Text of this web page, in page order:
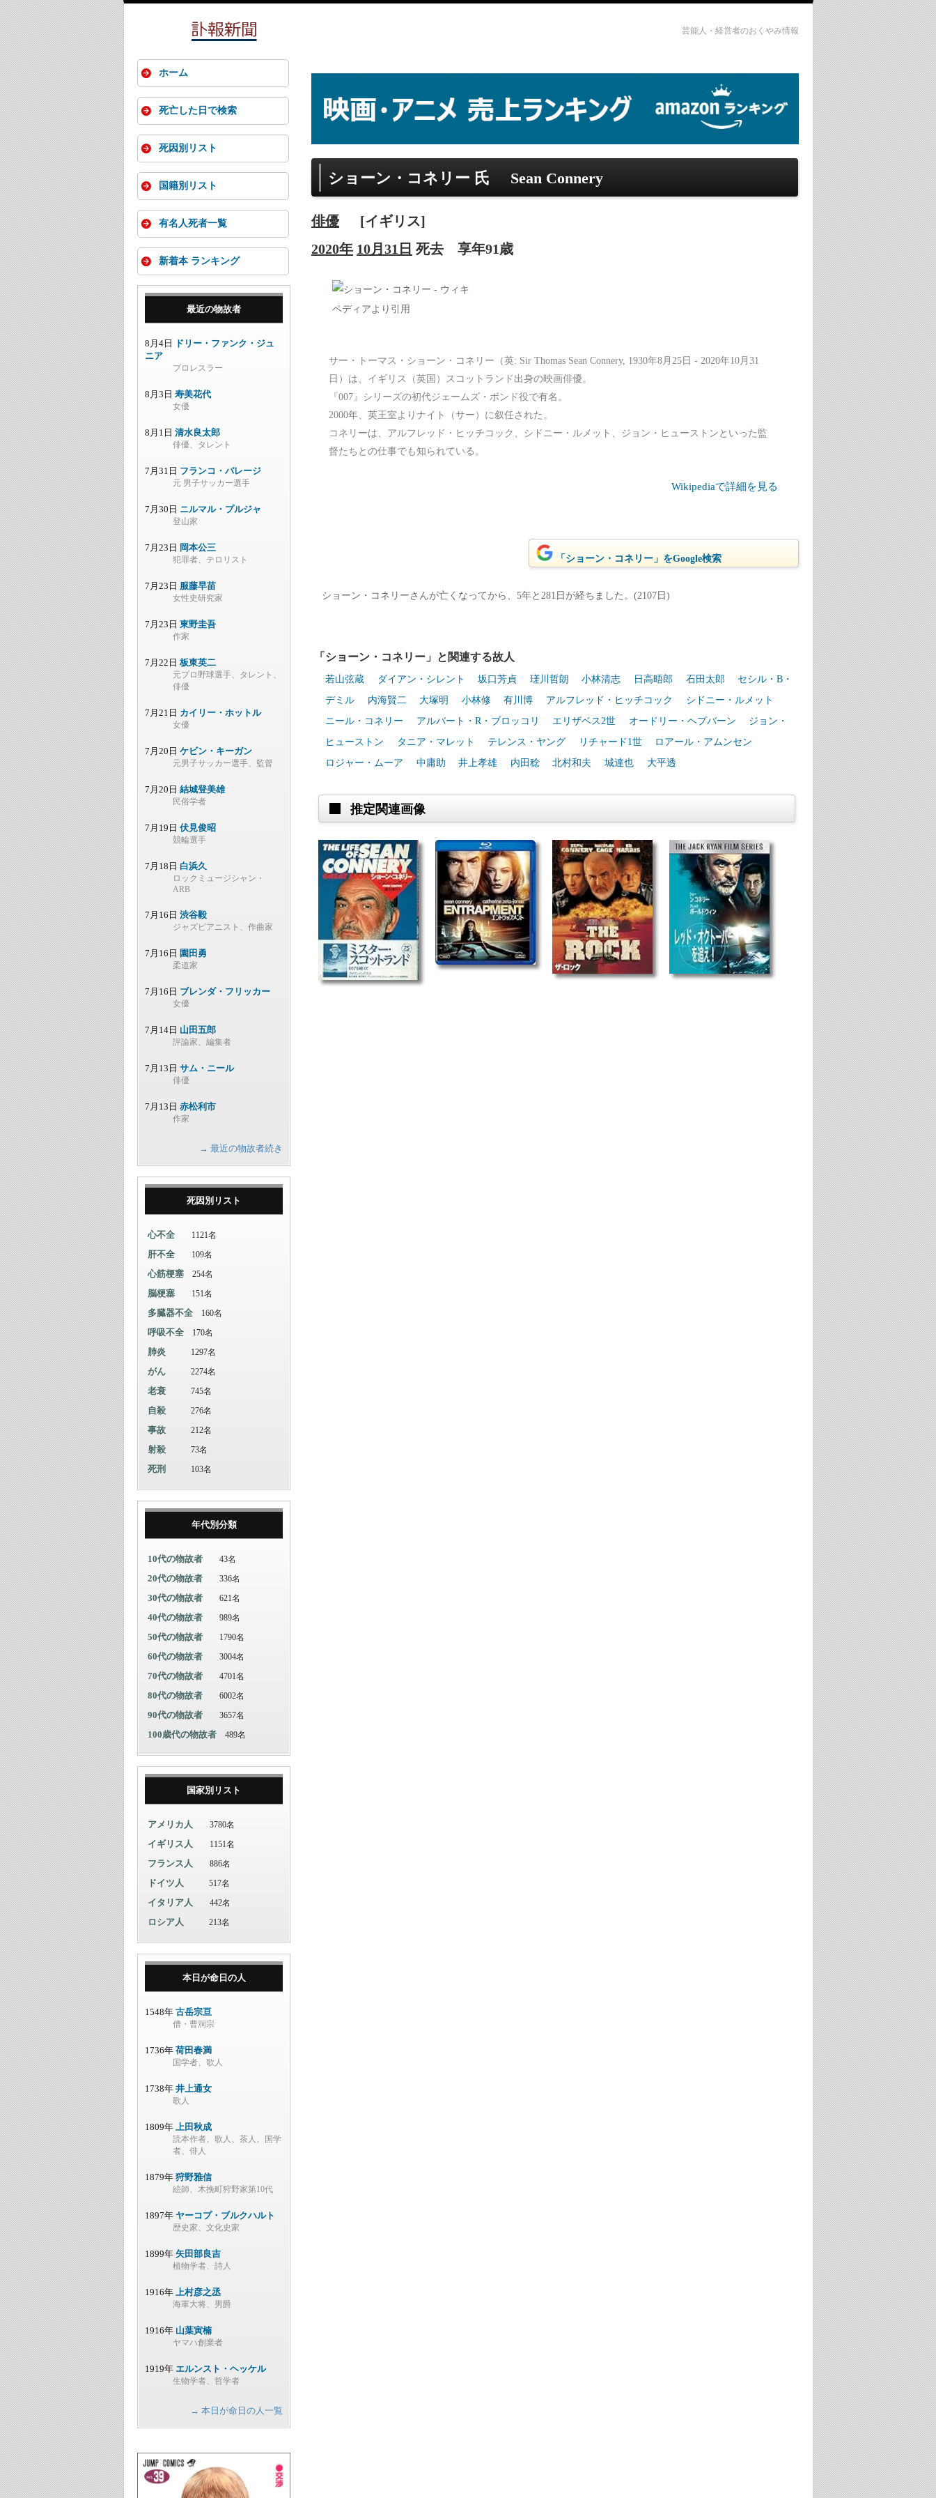
芸能人・経営者のおくやみ情報
ショーン・コネリー 氏 Sean Connery
俳優
[イギリス]
2020年 10月31日 死去 享年91歳
サー・トーマス・ショーン・コネリー（英: Sir Thomas Sean Connery, 1930年8月25日 - 2020年10月31
日）は、イギリス（英国）スコットランド出身の映画俳優。
『007』シリーズの初代ジェームズ・ボンド役で有名。
2000年、英王室よりナイト（サー）に叙任された。
コネリーは、アルフレッド・ヒッチコック、シドニー・ルメット、ジョン・ヒューストンといった監
督たちとの仕事でも知られている。
Wikipediaで詳細を見る
「ショーン・コネリー」をGoogle検索
ショーン・コネリーさんが亡くなってから、5年と281日が経ちました。(2107日)
「ショーン・コネリー」と関連する故人
若山弦蔵 ダイアン・シレント 坂口芳貞 瑳川哲朗 小林清志 日高晤郎 石田太郎
セシル・B・
デミル
内海賢二 大塚明 小林修 有川博 アルフレッド・ヒッチコック
シドニー・ルメット
ニール・コネリー
アルバート・R・ブロッコリ エリザベス2世 オードリー・ヘプバーン
ジョン・
ヒューストン
タニア・マレット テレンス・ヤング リチャード1世
ロアール・アムンセン
ロジャー・ムーア
中庸助 井上孝雄 内田稔 北村和夫 城達也 大平透
推定関連画像
ホーム
死亡した日で検索
死因別リスト
国籍別リスト
有名人死者一覧
新着本 ランキング
最近の物故者
8月4日
ドリー・ファンク・ジュ
ニア
プロレスラー
8月3日 寿美花代
女優
8月1日 清水良太郎
俳優、タレント
7月31日 フランコ・バレージ
元 男子サッカー選手
7月30日 ニルマル・プルジャ
登山家
7月23日 岡本公三
犯罪者、テロリスト
7月23日 服藤早苗
女性史研究家
7月23日 東野圭吾
作家
7月22日 板東英二
元プロ野球選手、タレント、
俳優
7月21日 カイリー・ホットル
女優
7月20日 ケビン・キーガン
元男子サッカー選手、監督
7月20日 結城登美雄
民俗学者
7月19日 伏見俊昭
競輪選手
7月18日 白浜久
ロックミュージシャン・
ARB
7月16日 渋谷毅
ジャズピアニスト、作曲家
7月16日 園田勇
柔道家
7月16日 ブレンダ・フリッカー
女優
7月14日 山田五郎
評論家、編集者
7月13日 サム・ニール
俳優
7月13日 赤松利市
作家
→ 最近の物故者続き
死因別リスト
心不全 1121名
肝不全 109名
心筋梗塞 254名
脳梗塞 151名
多臓器不全 160名
呼吸不全 170名
肺炎 1297名
がん 2274名
老衰 745名
自殺 276名
事故 212名
射殺 73名
死刑 103名
年代別分類
10代の物故者 43名
20代の物故者 336名
30代の物故者 621名
40代の物故者 989名
50代の物故者 1790名
60代の物故者 3004名
70代の物故者 4701名
80代の物故者 6002名
90代の物故者 3657名
100歳代の物故者 489名
国家別リスト
アメリカ人 3780名
イギリス人 1151名
フランス人 886名
ドイツ人 517名
イタリア人 442名
ロシア人 213名
本日が命日の人
1548年 古岳宗亘
僧・曹洞宗
1736年 荷田春満
国学者、歌人
1738年 井上通女
歌人
1809年 上田秋成
読本作者、歌人、茶人、国学
者、俳人
1879年 狩野雅信
絵師、木挽町狩野家第10代
1897年 ヤーコプ・ブルクハルト
歴史家、文化史家
1899年 矢田部良吉
植物学者、詩人
1916年 上村彦之丞
海軍大将、男爵
1916年 山葉寅楠
ヤマハ創業者
1919年 エルンスト・ヘッケル
生物学者、哲学者
→ 本日が命日の人一覧